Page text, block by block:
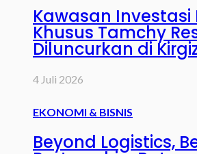
Kawasan
Khusus Tamchy
Diluncurkan di
4 Juli 2026
EKONOMI & BISNIS
Beyond Logistics,